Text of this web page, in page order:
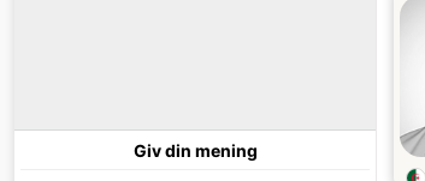
Giv din mening